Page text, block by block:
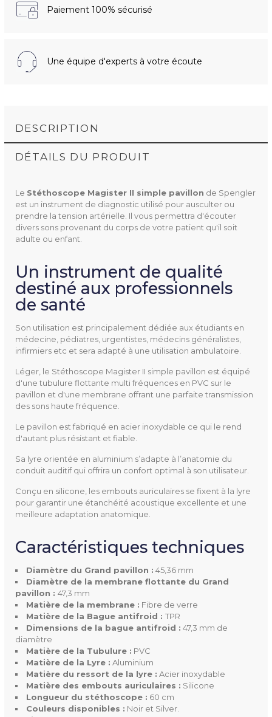
Paiement 100% sécurisé
Une équipe d'experts à votre écoute
DESCRIPTION
DÉTAILS DU PRODUIT
Le Stéthoscope Magister II simple pavillon de Spengler
est un instrument de diagnostic utilisé pour ausculter ou
prendre la tension artérielle. Il vous permettra d'écouter
divers sons provenant du corps de votre patient qu'il soit
adulte ou enfant.
Un instrument de qualité
destiné aux professionnels
de santé
Son utilisation est principalement dédiée aux étudiants en
médecine, pédiatres, urgentistes, médecins généralistes,
infirmiers etc et sera adapté à une utilisation ambulatoire.
Léger, le Stéthoscope Magister II simple pavillon est équipé
d'une tubulure flottante multi fréquences en PVC sur le
pavillon et d'une membrane offrant une parfaite transmission
des sons haute fréquence.
Le pavillon est fabriqué en acier inoxydable ce qui le rend
d'autant plus résistant et fiable.
Sa lyre orientée en aluminium s’adapte à l’anatomie du
conduit auditif qui offrira un confort optimal à son utilisateur.
Conçu en silicone, les embouts auriculaires se fixent à la lyre
pour garantir une étanchéité acoustique excellente et une
meilleure adaptation anatomique.
Caractéristiques techniques
Diamètre du Grand pavillon : 45,36 mm
Diamètre de la membrane flottante du Grand
pavillon : 47,3 mm
Matière de la membrane : Fibre de verre
Matière de la Bague antifroid : TPR
Dimensions de la bague antifroid : 47,3 mm de
diamètre
Matière de la Tubulure : PVC
Matière de la Lyre : Aluminium
Matière du ressort de la lyre : Acier inoxydable
Matière des embouts auriculaires : Silicone
Longueur du stéthoscope : 60 cm
Couleurs disponibles : Noir et Silver.
Référence507250
Diamètre
Bague antifroid : 47,3 mm
Membrane flottante du Gra
nd pavillon : 47,3 mm
Embouts auriculaires : Silic
Lyre : Aluminium
Membrane : Fibre de verre
ydable
Couleur(s) Disponible(s)
Silver
Livré Avec
Garantie
5 ans (hors tubulure et emb
outs)
Mentions Obligatoires CE